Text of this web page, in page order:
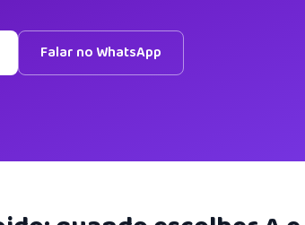
Falar no WhatsApp